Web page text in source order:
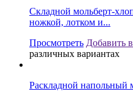
Складной мольберт-
ножкой, лотком и...
Просмотреть Добавить
различных вариантах
Раскладной напольный